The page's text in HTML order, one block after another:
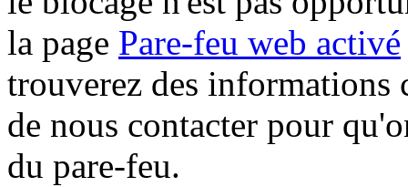
la page Pare-feu web activé
trouverez des informations
de nous contacter pour
du pare-feu.